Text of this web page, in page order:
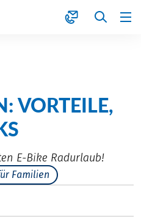
VORTEILE,
E-Bike Radurlaub!
Familien